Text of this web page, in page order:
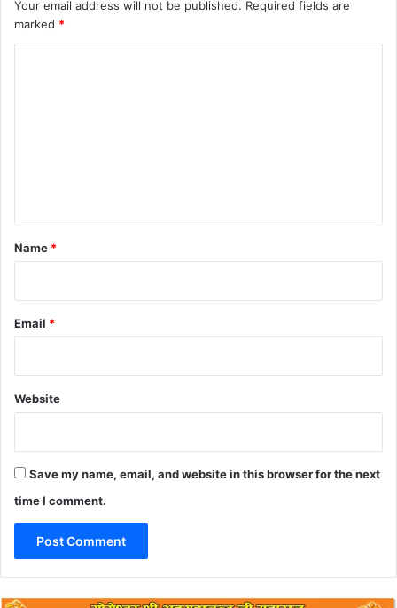
Your email address will not be published. Required fields are
marked *
*
Name *
Email *
Website
Save my name, email, and website in this browser for the next
time I comment.